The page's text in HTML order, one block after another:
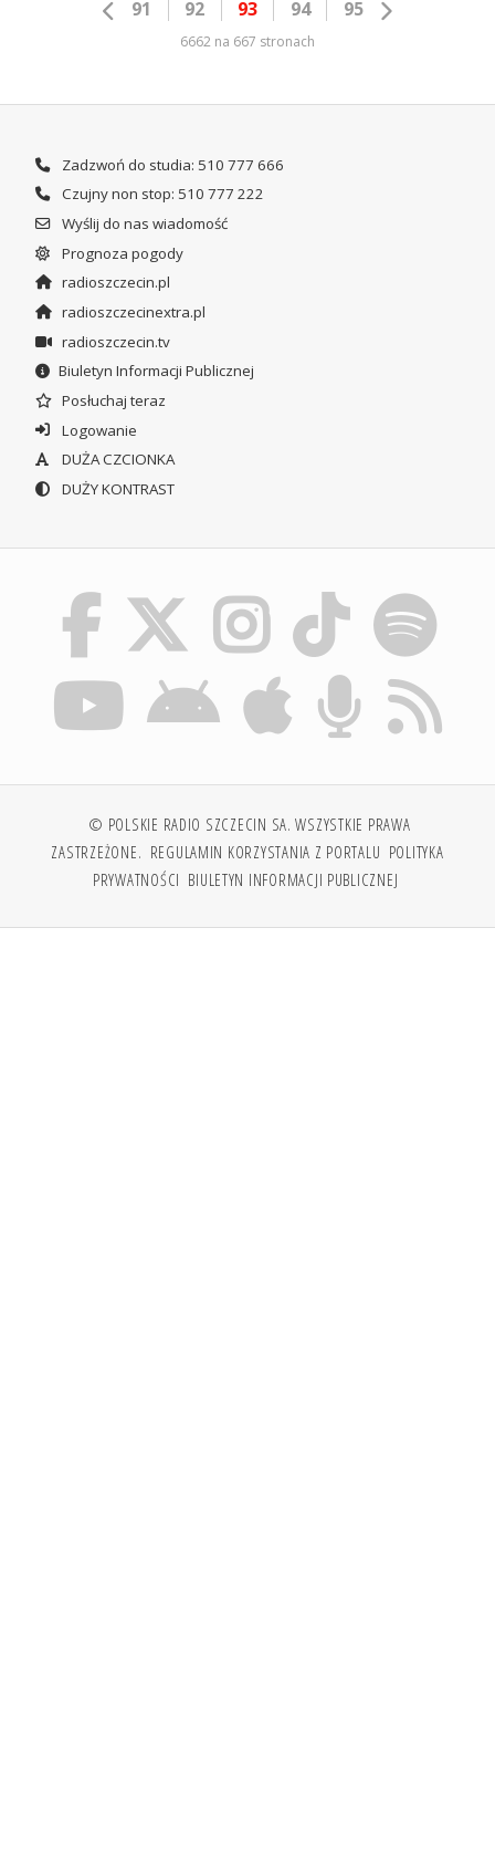
91 92 93 94 95
6662 na 667 stronach
Zadzwoń do studia: 510 777 666
Czujny non stop: 510 777 222
Wyślij do nas wiadomość
Prognoza pogody
radioszczecin.pl
radioszczecinextra.pl
radioszczecin.tv
Biuletyn Informacji Publicznej
Posłuchaj teraz
Logowanie
DUŻA CZCIONKA
DUŻY KONTRAST
© POLSKIE RADIO SZCZECIN SA. WSZYSTKIE PRAWA
ZASTRZEŻONE. REGULAMIN KORZYSTANIA Z PORTALU POLITYKA
PRYWATNOŚCI BIULETYN INFORMACJI PUBLICZNEJ